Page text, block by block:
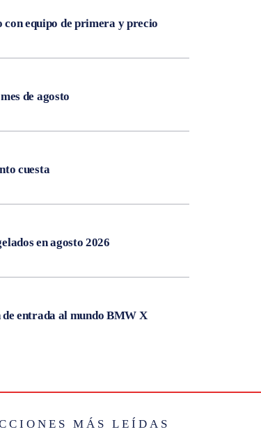
equipo de primera y precio
de agosto
cuesta
en agosto 2026
entrada al mundo BMW X
MÁS LEÍDAS